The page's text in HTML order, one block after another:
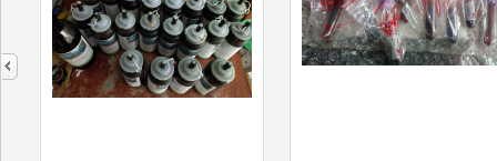
next